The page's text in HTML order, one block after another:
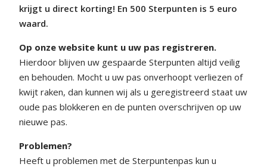
krijgt u direct korting! En 500 Sterpunten is 5 euro
waard.
Op onze website kunt u uw pas registreren.
Hierdoor blijven uw gespaarde Sterpunten altijd veilig
en behouden. Mocht u uw pas onverhoopt verliezen of
kwijt raken, dan kunnen wij als u geregistreerd staat uw
oude pas blokkeren en de punten overschrijven op uw
nieuwe pas.
Problemen?
Heeft u problemen met de Sterpuntenpas kun u